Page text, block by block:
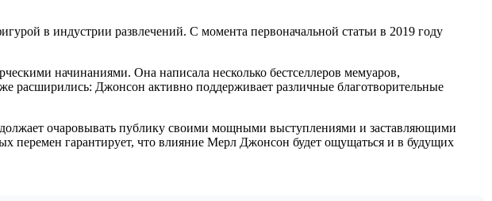
в индустрии развлечений. С момента первоначальной статьи в 2019 году
начинаниями. Она написала несколько бестселлеров мемуаров,
расширились: Джонсон активно поддерживает различные благотворительные
очаровывать публику своими мощными выступлениями и заставляющими
перемен гарантирует, что влияние Мерл Джонсон будет ощущаться и в будущих